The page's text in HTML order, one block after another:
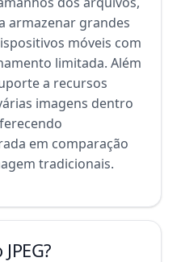
armazenar grandes
móveis com
limitada. Além
a recursos
imagens dentro
em comparação
tradicionais.